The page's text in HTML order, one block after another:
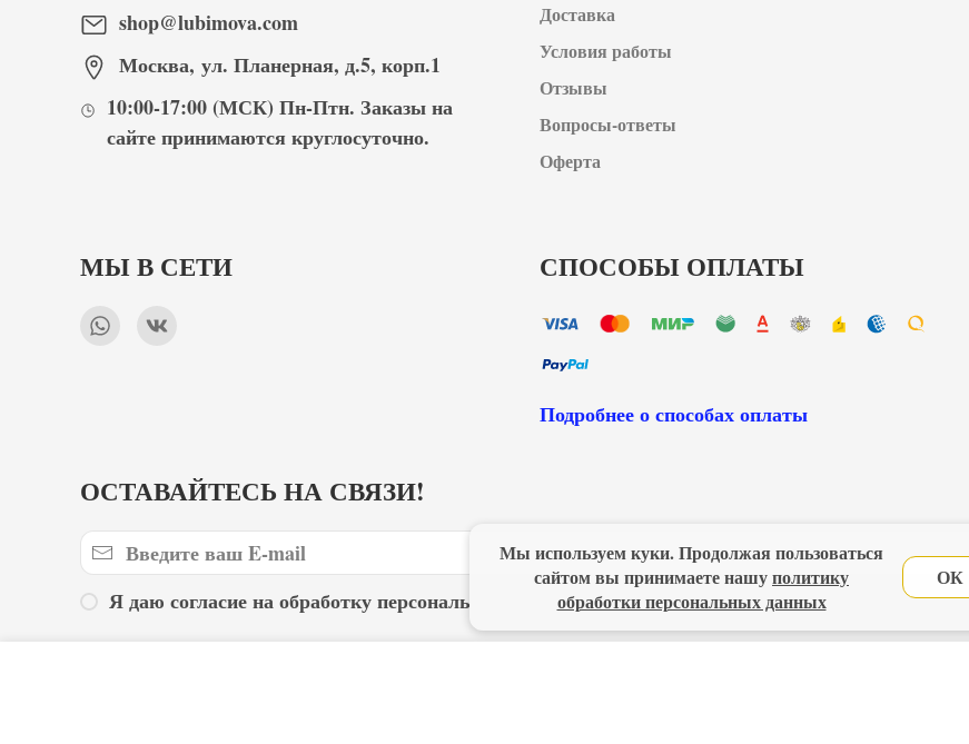
shop@lubimova.com
Москва, ул. Планерная, д.5, корп.1
10:00-17:00 (МСК) Пн-Птн. Заказы на
сайте принимаютсякруглосуточно.
Доставка
Условия работы
Отзывы
Вопросы-ответы
Оферта
МЫ В СЕТИ СПОСОБЫ ОПЛАТЫ
Подробнее о способах оплаты
ОСТАВАЙТЕСЬ НА СВЯЗИ!
Я даю согласие на обработку персональных данных в соответствии софициальной политикой
Мы используем куки. Продолжая пользоваться
сайтом вы принимаете нашуполитику
обработки персональных данных
ОК